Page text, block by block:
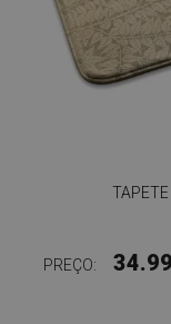
PREÇO: 34.99